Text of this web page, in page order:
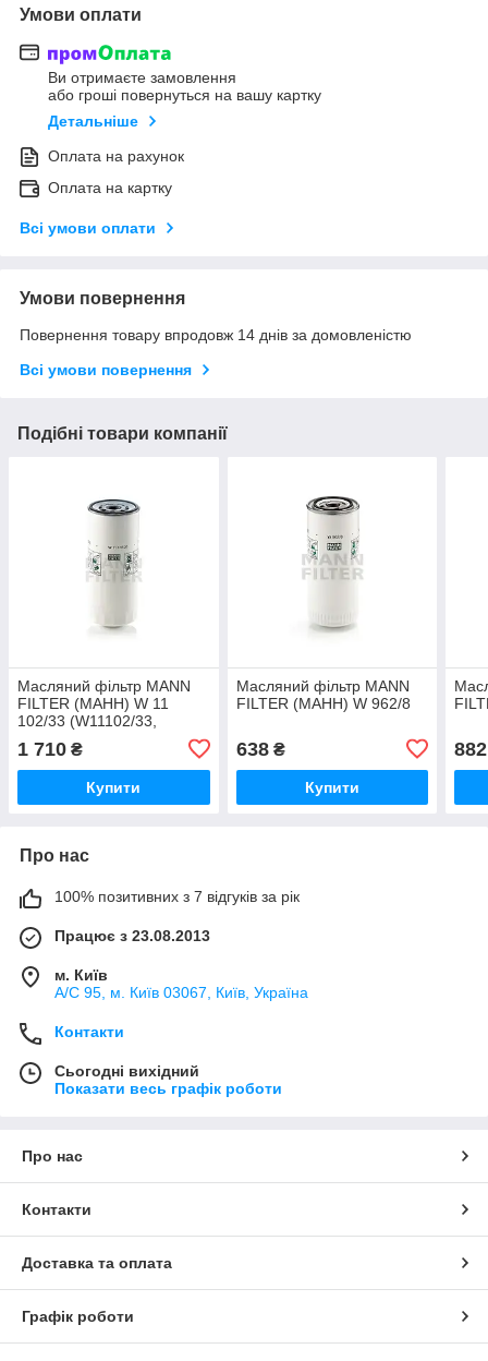
Умови оплати
Ви отримаєте замовлення
або гроші повернуться на вашу картку
Детальніше
Оплата на рахунок
Оплата на картку
Всі умови оплати
Умови повернення
Повернення товару впродовж 14 днів за домовленістю
Всі умови повернення
Подібні товари компанії
Масляний фільтр MANN
FILTER (МАНН) W 11
102/33 (W11102/33,
1 710 ₴
Купити
Масляний фільтр MANN
FILTER (МАНН) W 962/8
638₴
Купити
882
Про нас
100% позитивних з 7 відгуків за рік
Працює з 23.08.2013
м. Київ
А/С 95, м. Київ 03067, Київ, Україна
Контакти
Сьогодні вихідний
Показати весь графік роботи
Про нас
Контакти
Доставка та оплата
Графік роботи